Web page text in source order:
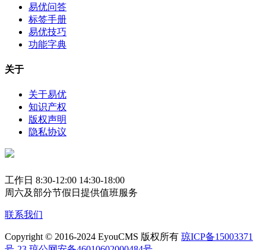
易优问答
标签手册
易优技巧
功能字典
关于
关于易优
知识产权
版权声明
隐私协议
工作日 8:30-12:00 14:30-18:00
周六及部分节假日提供值班服务
联系我们
Copyright © 2016-2024 EyouCMS 版权所有 琼ICP备15003371